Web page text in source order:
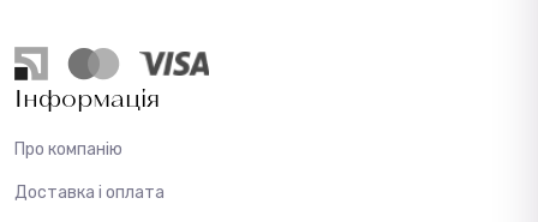
Інформація
Про компанію
Доставка і оплата